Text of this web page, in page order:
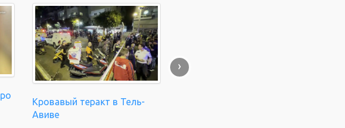
Кровавый теракт в Тель-
Авиве
›